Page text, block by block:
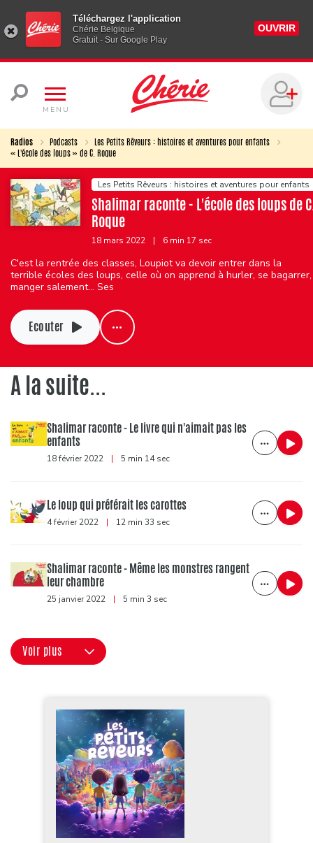
Téléchargez l'application
Chérie Belgique
Gratuit - Sur Google Play
OUVRIR
MENU
Radios Podcasts
Les Petits Rêveurs : histoires et aventures pour enfants
« L'école des loups » de C. Roque
Les Petits Rêveurs : histoires et aventures pour enfants
Shalimar raconte - L'école des loups de
Roque
18 mars 2022 | 6 min 17 sec
C'est la rentrée des classes, Loupiot va devoir entrer dans la
terrible écoles des loups, celle où on apprend à hurler, se bagarrer,
manger salement... Ses
Ecouter
A la suite...
Shalimar raconte - Le livre qui n'aimait pas les
enfants
18 février 2022 | 5 min 14 sec
Le loup qui préférait les carottes
4 février 2022 | 12 min 33 sec
Shalimar raconte - Même les monstres rangent
leur chambre
25 janvier 2022 | 5 min 3 sec
Voir plus